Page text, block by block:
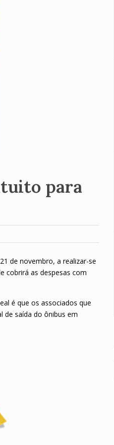
para
de novembro, a realizar-se
cobrirá as despesas com
é que os associados que
de saída do ônibus em